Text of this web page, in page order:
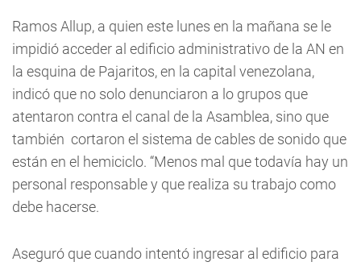
Ramos Allup, a quien este lunes en la mañana se le
impidió acceder al edificio administrativo de la AN en
la esquina de Pajaritos, en la capital venezolana,
indicó que no solo denunciaron a lo grupos que
atentaron contra el canal de la Asamblea, sino que
también cortaron el sistema de cables de sonido que
están en el hemiciclo. “Menos mal que todavía hay un
personal responsable y que realiza su trabajo como
debe hacerse.
Aseguró que cuando intentó ingresar al edificio para